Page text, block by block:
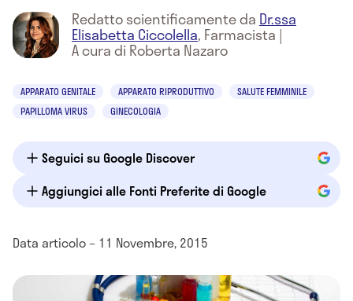
Redatto scientificamente da Dr.ssa
Elisabetta Ciccolella, Farmacista |
A cura di Roberta Nazaro
APPARATO GENITALE APPARATO RIPRODUTTIVO
SALUTE FEMMINILE
PAPILLOMA VIRUS
GINECOLOGIA
Seguici su Google Discover
Aggiungici alle Fonti Preferite di Google
Data articolo – 11 Novembre, 2015